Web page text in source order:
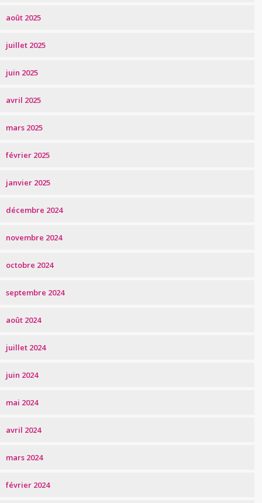
août 2025
juillet 2025
juin 2025
avril 2025
mars 2025
février 2025
janvier 2025
décembre 2024
novembre 2024
octobre 2024
septembre 2024
août 2024
juillet 2024
juin 2024
mai 2024
avril 2024
mars 2024
février 2024